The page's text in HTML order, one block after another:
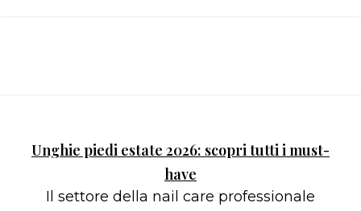
Unghie piedi estate 2026: scopri tutti i must-
have
Il settore della nail care professionale